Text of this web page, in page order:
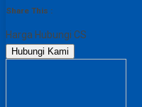
Share This :
Harga Hubungi CS
Hubungi Kami